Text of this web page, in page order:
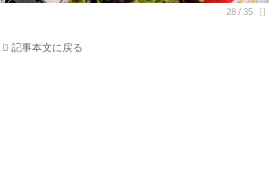
記事本文に戻る